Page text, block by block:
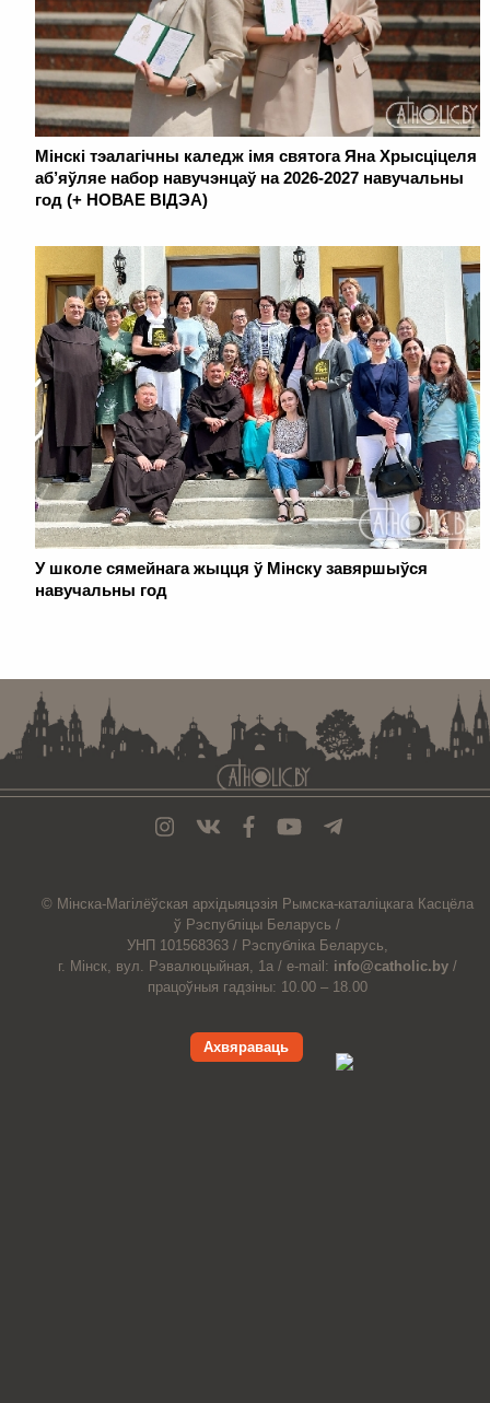
Мінскі тэалагічны каледж імя святога Яна Хрысціцеля
аб’яўляе набор навучэнцаў на 2026-2027 навучальны
год (+ НОВАЕ ВІДЭА)
У школе сямейнага жыцця ў Мінску завяршыўся
навучальны год
© Мiнска-Магiлёўская архiдыяцэзiя Рымска-каталіцкага Касцёла
ў Рэспубліцы Беларусь /
УНП 101568363 / Рэспубліка Беларусь,
г. Мінск, вул. Рэвалюцыйная, 1а / e-mail: info@catholic.by /
працоўныя гадзіны: 10.00 – 18.00
Ахвяраваць